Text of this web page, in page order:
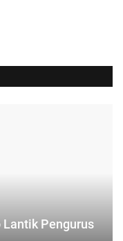
Lantik Pengurus